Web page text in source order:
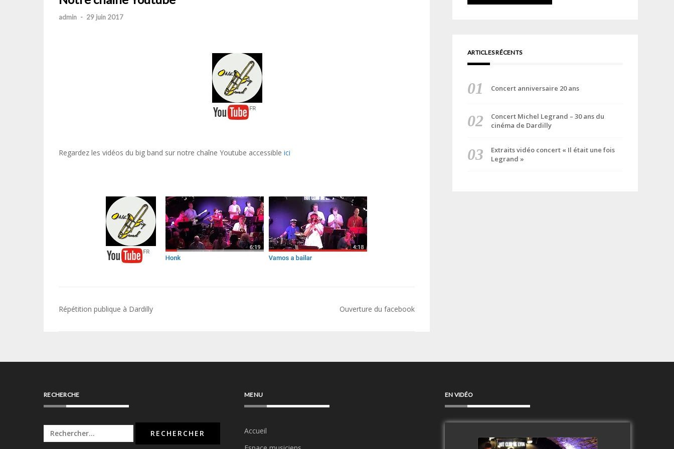
admin - 29 juin 2017
Regardez les vidéos du big band sur notre chaîne Youtube accessible ici
Navigation
Répétition publique à Dardilly Ouverture du facebook
ARTICLES RÉCENTS
Concert anniversaire 20 ans
Concert Michel Legrand – 30 ans du
cinéma de Dardilly
Extraits vidéo concert « Il était une fois
Legrand »
RECHERCHE
Rechercher :
MENU
Accueil
EN VIDÉO